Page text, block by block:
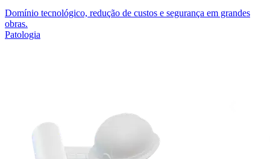
Domínio tecnológico, redução de custos e segurança em grandes
obras.
Patologia